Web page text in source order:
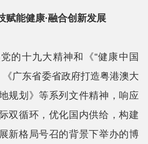
赋能健康·融合创新发展
的十九大精神和《“健康中国
《广东省委省政府打造粤港澳大
规划》等系列文件精神，响应
双循环，优化国内供给，构建
新格局号召的背景下举办的博